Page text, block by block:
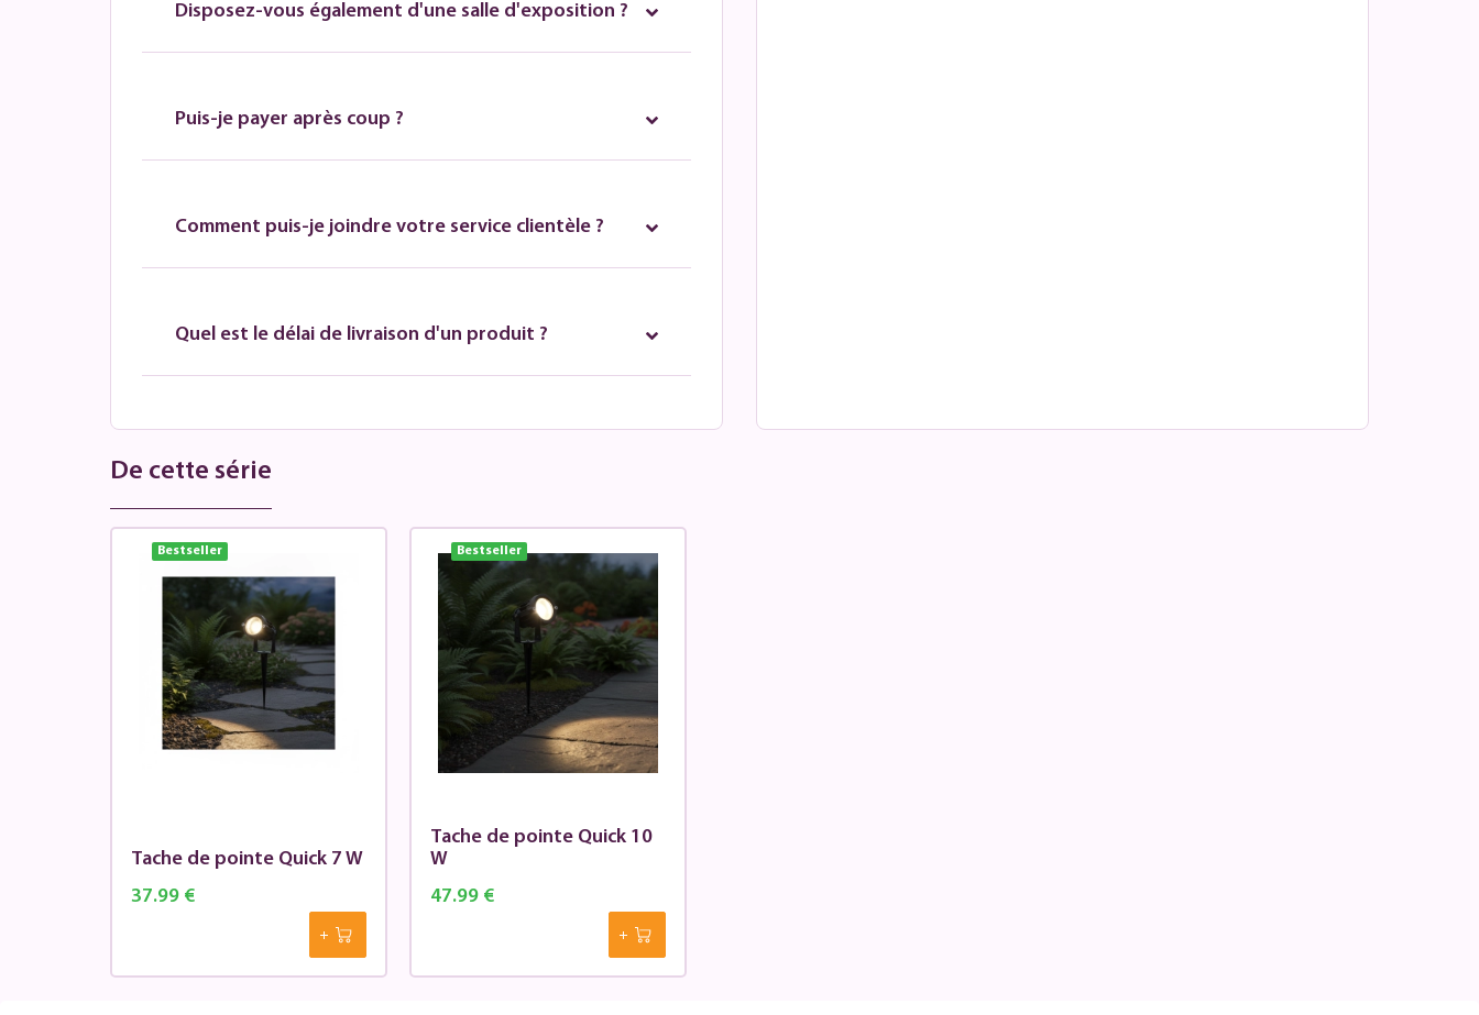
Disposez-vous également d'une salle d'exposition ?
Puis-je payer après coup ?
Comment puis-je joindre votre service clientèle ?
Quel est le délai de livraison d'un produit ?
De cette série
Bestseller
Tache de pointe Quick 7 W
37.99 €
Bestseller
Tache de pointe Quick 10
W
47.99 €